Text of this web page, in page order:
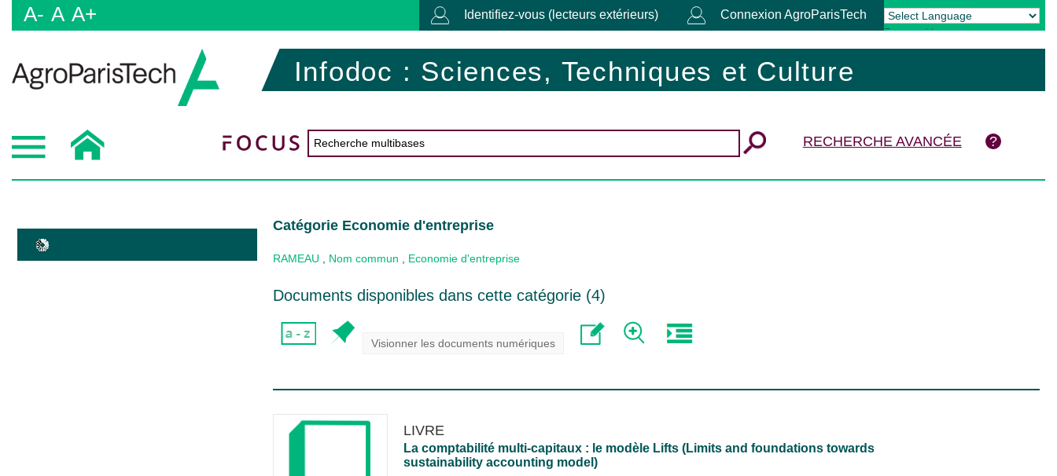
A- A A+ Identifiez-vous (lecteurs extérieurs) Connexion AgroParisTech
Powered by Translate
Infodoc : Sciences, Techniques et Culture
RECHERCHE AVANCÉE
Catégorie Economie d'entreprise
RAMEAU Nom commun Economie d'entreprise
Documents disponibles dans cette catégorie (4)
Visionner les documents numériques
LIVRE
La comptabilité multi-capitaux : le modèle Lifts (Limits and foundations towards
sustainability accounting model)